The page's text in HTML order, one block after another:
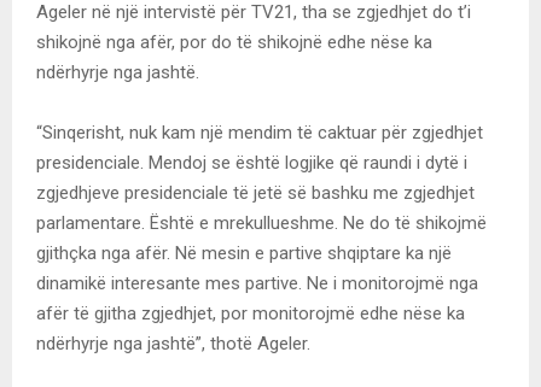
Ageler në një intervistë për TV21, tha se zgjedhjet do t’i
shikojnë nga afër, por do të shikojnë edhe nëse ka
ndërhyrje nga jashtë.
“Sinqerisht, nuk kam një mendim të caktuar për zgjedhjet
presidenciale. Mendoj se është logjike që raundi i dytë i
zgjedhjeve presidenciale të jetë së bashku me zgjedhjet
parlamentare. Është e mrekullueshme. Ne do të shikojmë
gjithçka nga afër. Në mesin e partive shqiptare ka një
dinamikë interesante mes partive. Ne i monitorojmë nga
afër të gjitha zgjedhjet, por monitorojmë edhe nëse ka
ndërhyrje nga jashtë”, thotë Ageler.